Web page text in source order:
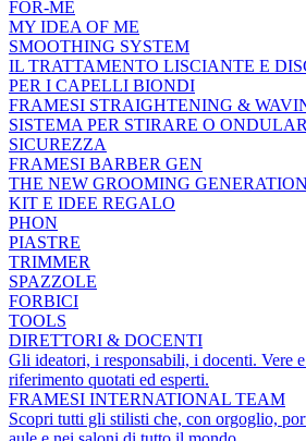
FOR-ME
MY IDEA OF ME
SMOOTHING SYSTEM
IL TRATTAMENTO LISCIANTE E
PER I CAPELLI BIONDI
FRAMESI STRAIGHTENING &
SISTEMA PER STIRARE O
SICUREZZA
FRAMESI BARBER GEN
THE NEW GROOMING GENERATION
KIT E IDEE REGALO
PHON
PIASTRE
TRIMMER
SPAZZOLE
FORBICI
TOOLS
DIRETTORI & DOCENTI
Gli ideatori, i responsabili, i docenti. Vere
riferimento quotati ed esperti.
FRAMESI INTERNATIONAL TEAM
Scopri tutti gli stilisti che, con orgoglio,